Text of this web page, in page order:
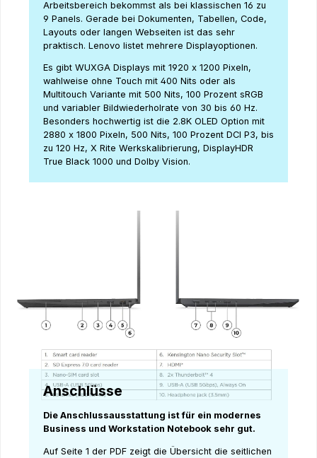
Arbeitsbereich bekommst als bei klassischen 16 zu
9 Panels. Gerade bei Dokumenten, Tabellen, Code,
Layouts oder langen Webseiten ist das sehr
praktisch. Lenovo listet mehrere Displayoptionen.
Es gibt WUXGA Displays mit 1920 x 1200 Pixeln,
wahlweise ohne Touch mit 400 Nits oder als
Multitouch Variante mit 500 Nits, 100 Prozent sRGB
und variabler Bildwiederholrate von 30 bis 60 Hz.
Besonders hochwertig ist die 2.8K OLED Option mit
2880 x 1800 Pixeln, 500 Nits, 100 Prozent DCI P3, bis
zu 120 Hz, X Rite Werkskalibrierung, DisplayHDR
True Black 1000 und Dolby Vision.
Anschlüsse
Die Anschlussausstattung ist für ein modernes
Business und Workstation Notebook sehr gut.
Auf Seite 1 der PDF zeigt die Übersicht die seitlichen